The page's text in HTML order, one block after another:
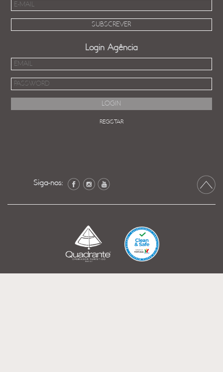
Login Agência
REGISTAR
Siga-nos: